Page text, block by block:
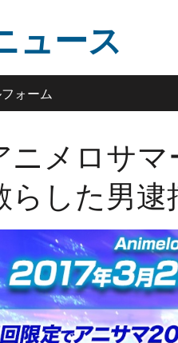
ュース
ォーム
ニメロサ
らした男逮